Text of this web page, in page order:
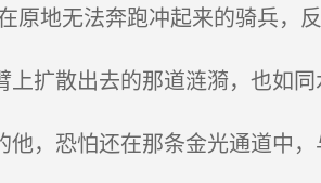
原地无法奔跑冲起来的骑兵，
扩散出去的那道涟漪，也如同
，恐怕还在那条金光通道中，